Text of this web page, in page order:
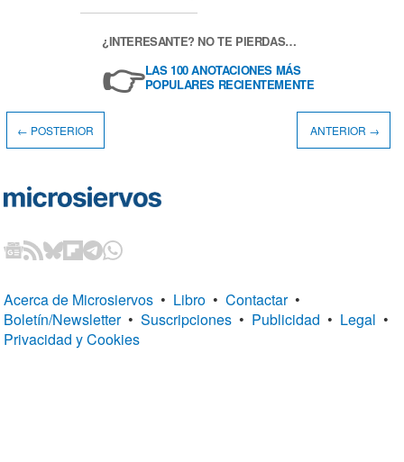
¿INTERESANTE? NO TE PIERDAS…
👉LAS 100 ANOTACIONES MÁS
POPULARES RECIENTEMENTE
← POSTERIOR ANTERIOR →
Acerca de Microsiervos • Libro • Contactar •
Boletín/Newsletter • Suscripciones • Publicidad • Legal •
Privacidad y Cookies